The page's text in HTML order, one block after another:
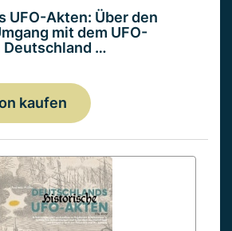
UFO-Akten: Über den
mit dem UFO-
Deutschland …
kaufen